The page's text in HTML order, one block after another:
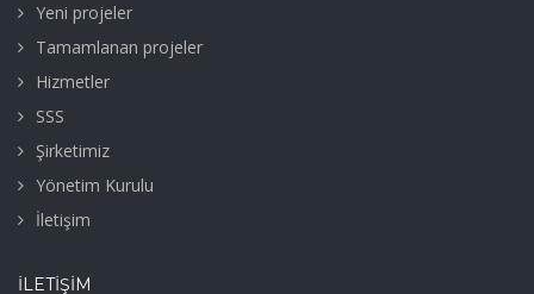
Yeni projeler
Tamamlanan projeler
Hizmetler
SSS
Şirketimiz
Yönetim Kurulu
İletişim
İLETIŞIM